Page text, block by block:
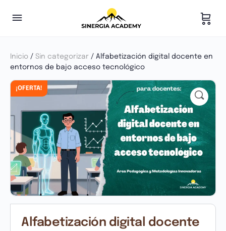
Inicio / Sin categorizar / Alfabetización digital docente en
entornos de bajo acceso tecnológico
¡OFERTA!
Alfabetización digital docente